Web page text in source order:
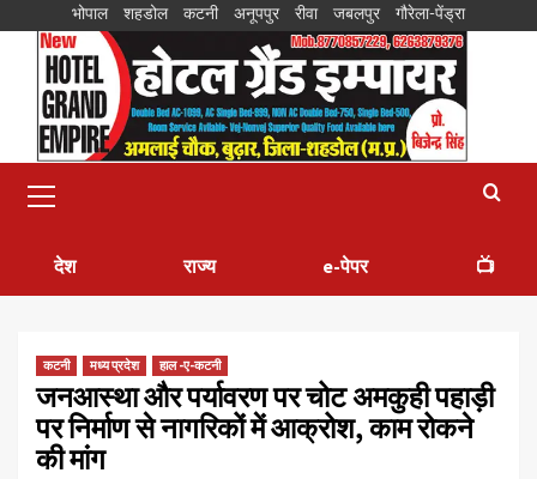
भोपाल शहडोल कटनी अनूपपुर रीवा जबलपुर गौरेला-पेंड्रा
देश राज्य e-पेपर 📺
कटनी मध्य प्रदेश हाल -ए-कटनी
जनआस्था और पर्यावरण पर चोट अमकुही पहाड़ी
पर निर्माण से नागरिकों में आक्रोश, काम रोकने
की मांग